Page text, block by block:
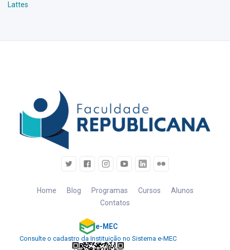
Lattes
Home Blog Programas Cursos
Alunos
Contatos
e-MEC
Consulte o cadastro da Instituição no Sistema e-MEC